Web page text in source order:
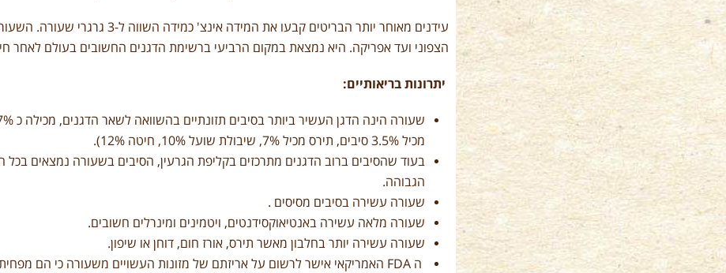
עידנים מאוחר יותר הבריטים קבעו את
הצפוני ועד אפריקה. היא נמצאת במקום הרביעי ברשימת הדגנים החשובים בעולם לאחר
יתרונות בריאותיים:
מכיל 3.5% סיבים, תירס מכיל 7%, שיבולת שועל 10%, חיטה 12%).
בעוד שהסיבים ברוב הדגנים מתרכזים בקליפת הגרעין, הסיבים בשעורה נמצאים בכל
הגבוהה.
שעורה עשירה בסיבים מסיסים .
שעורה מלאה עשירה באנטיאוקסידנטים, ויטמינים ומינרלים חשובים.
שעורה עשירה יותר בחלבון מאשר תירס, אורז חום, דוחן או שיפון.
ה FDA האמריקאי אישר לרשום על אריזתם של מזונות העשויים משעורה כי הם